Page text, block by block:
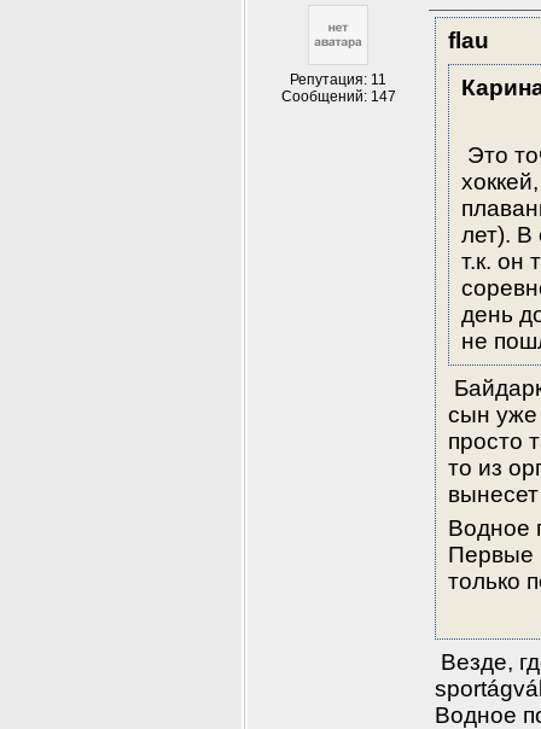
Репутация: 11
Сообщений: 147
flau
Это
лет). В
т.к. он
день
не
сын уже
просто
то из
Водное
Первые
только
Везде,
Водное